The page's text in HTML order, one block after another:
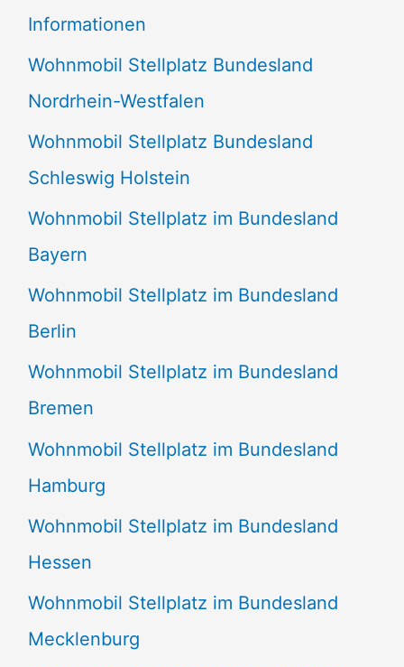
n
n
a
c
h
:
Informationen
Wohnmobil Stellplatz Bundesland
Nordrhein-Westfalen
Wohnmobil Stellplatz Bundesland
Schleswig Holstein
Wohnmobil Stellplatz im Bundesland
Bayern
Wohnmobil Stellplatz im Bundesland
Berlin
Wohnmobil Stellplatz im Bundesland
Bremen
Wohnmobil Stellplatz im Bundesland
Hamburg
Wohnmobil Stellplatz im Bundesland
Hessen
Wohnmobil Stellplatz im Bundesland
Mecklenburg